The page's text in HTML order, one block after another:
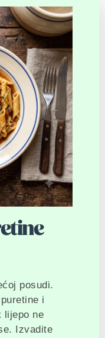
posudi.
i
lijepo ne
Izvadite